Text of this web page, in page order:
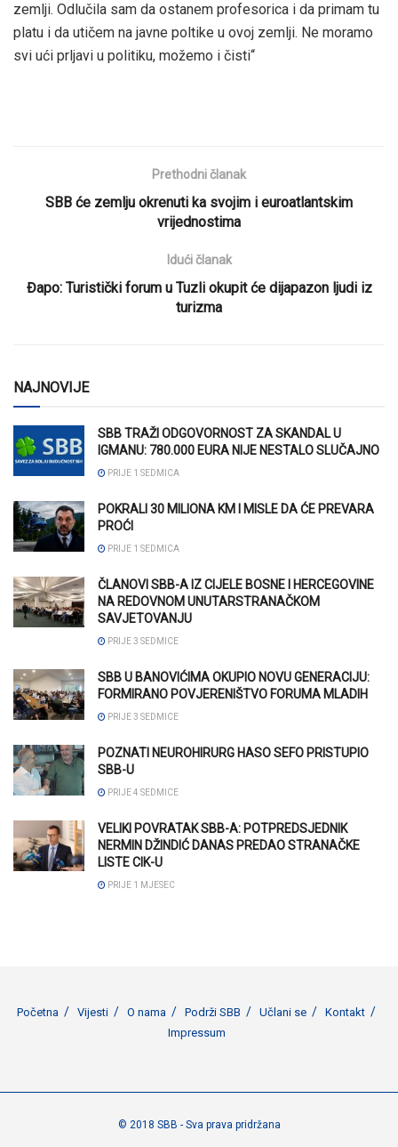
zemlji. Odlučila sam da ostanem profesorica i da primam tu
platu i da utičem na javne poltike u ovoj zemlji. Ne moramo
svi ući prljavi u politiku, možemo i čisti“
Prethodni članak
SBB će zemlju okrenuti ka svojim i euroatlantskim
vrijednostima
Idući članak
Đapo: Turistički forum u Tuzli okupit će dijapazon ljudi iz
turizma
NAJNOVIJE
SBB TRAŽI ODGOVORNOST ZA SKANDAL U
IGMANU: 780.000 EURA NIJE NESTALO SLUČAJNO
PRIJE 1 SEDMICA
POKRALI 30 MILIONA KM I MISLE DA ĆE PREVARA
PROĆI
PRIJE 1 SEDMICA
ČLANOVI SBB-A IZ CIJELE BOSNE I HERCEGOVINE
NA REDOVNOM UNUTARSTRANAČKOM
SAVJETOVANJU
PRIJE 3 SEDMICE
SBB U BANOVIĆIMA OKUPIO NOVU GENERACIJU:
FORMIRANO POVJERENIŠTVO FORUMA MLADIH
PRIJE 3 SEDMICE
POZNATI NEUROHIRURG HASO SEFO PRISTUPIO
SBB-U
PRIJE 4 SEDMICE
VELIKI POVRATAK SBB-A: POTPREDSJEDNIK
NERMIN DŽINDIĆ DANAS PREDAO STRANAČKE
LISTE CIK-U
PRIJE 1 MJESEC
Početna Vijesti O nama Podrži SBB Učlani se
Kontakt
Impressum
© 2018 SBB - Sva prava pridržana